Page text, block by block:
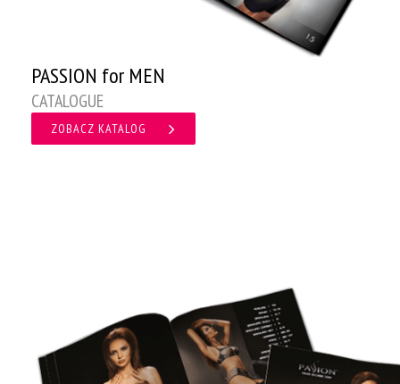
PASSION for MEN
CATALOGUE
ZOBACZ KATALOG